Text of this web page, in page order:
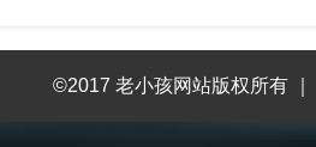
©2017 老小孩网站版权所有